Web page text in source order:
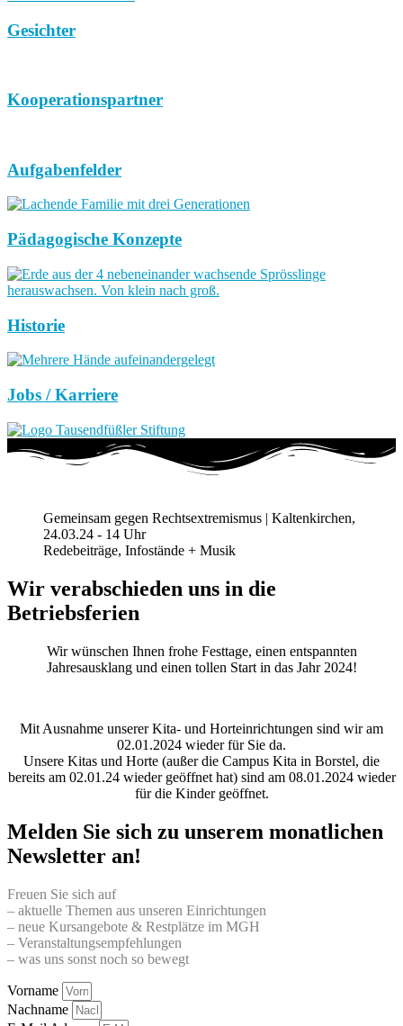
Gesichter
Kooperationspartner
Aufgabenfelder
Pädagogische Konzepte
Historie
Jobs / Karriere
Gemeinsam gegen Rechtsextremismus | Kaltenkirchen,
24.03.24 - 14 Uhr
Redebeiträge, Infostände + Musik
Wir verabschieden uns in die
Betriebsferien
Wir wünschen Ihnen frohe Festtage, einen entspannten
Jahresausklang und einen tollen Start in das Jahr 2024!
Mit Ausnahme unserer Kita- und Horteinrichtungen sind wir am
02.01.2024 wieder für Sie da.
Unsere Kitas und Horte (außer die Campus Kita in Borstel, die
bereits am 02.01.24 wieder geöffnet hat) sind am 08.01.2024 wieder
für die Kinder geöffnet.
Melden Sie sich zu unserem monatlichen
Newsletter an!
Freuen Sie sich auf
– aktuelle Themen aus unseren Einrichtungen
– neue Kursangebote & Restplätze im MGH
– Veranstaltungsempfehlungen
– was uns sonst noch so bewegt
Vorname
Nachname